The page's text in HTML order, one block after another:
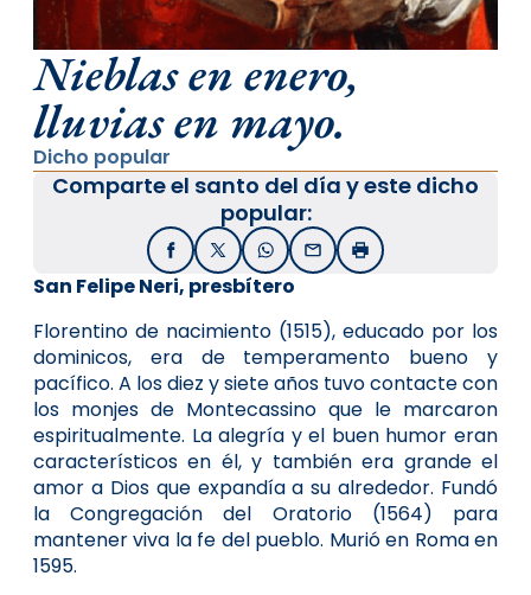
Nieblas en enero,
lluvias en mayo.
Dicho popular
Comparte el santo del día y este dicho
popular:
FacebookX / TwitterWhatsApp
EmailImprimir
San Felipe Neri, presbítero
Florentino de nacimiento (1515), educado por los
dominicos, era de temperamento bueno y
pacífico. A los diez y siete años tuvo contacte con
los monjes de Montecassino que le marcaron
espiritualmente. La alegría y el buen humor eran
característicos en él, y también era grande el
amor a Dios que expandía a su alrededor. Fundó
la Congregación del Oratorio (1564) para
mantener viva la fe del pueblo. Murió en Roma en
1595.